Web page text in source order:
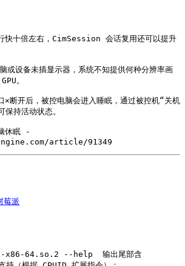
设备未插显示器，系统不知提供何种分辨率画
。
×断开后，被控电脑会进入睡眠，通过被控机“关机
持活动状态。
休眠 -
article/91349
派